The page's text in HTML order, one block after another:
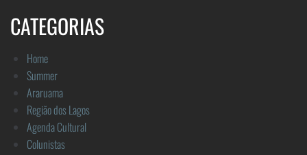
CATEGORIAS
Home
Summer
Araruama
Região dos Lagos
Agenda Cultural
Colunistas